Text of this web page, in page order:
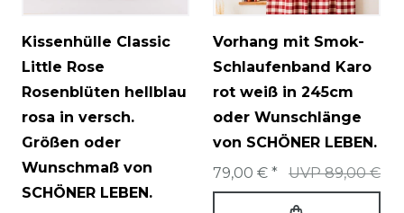
Kissenhülle Classic
Little Rose
Rosenblüten hellblau
rosa in versch.
Größen oder
Wunschmaß von
SCHÖNER LEBEN.
Vorhang mit Smok-
Schlaufenband Karo
rot weiß in 245cm
oder Wunschlänge
von SCHÖNER LEBEN.
UVP 89,00 €
79,00 € *